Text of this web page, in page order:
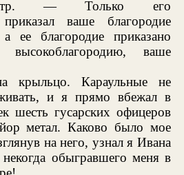
— Только его
приказал ваше благородие
ее благородие приказано
ваше
крыльцо. Караульные не
и я прямо вбежал в
шесть гусарских офицеров
метал. Каково было мое
на него, узнал я Ивана
обыгравшего меня в